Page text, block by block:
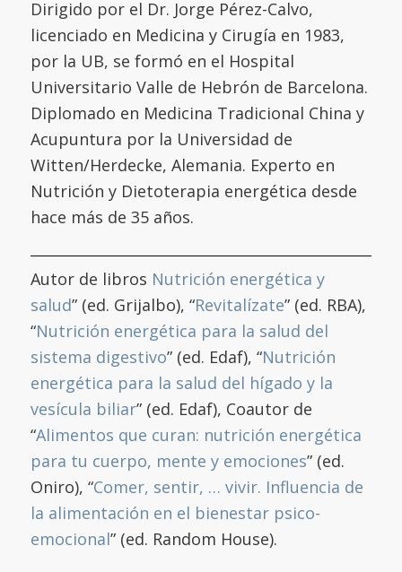
Dirigido por el Dr. Jorge Pérez-Calvo,
licenciado en Medicina y Cirugía en 1983,
por la UB, se formó en el Hospital
Universitario Valle de Hebrón de Barcelona.
Diplomado en Medicina Tradicional China y
Acupuntura por la Universidad de
Witten/Herdecke, Alemania. Experto en
Nutrición y Dietoterapia energética desde
hace más de 35 años.
Autor de libros Nutrición energética y
salud” (ed. Grijalbo), “Revitalízate” (ed. RBA),
“Nutrición energética para la salud del
sistema digestivo” (ed. Edaf), “Nutrición
energética para la salud del hígado y la
vesícula biliar” (ed. Edaf), Coautor de
“Alimentos que curan: nutrición energética
para tu cuerpo, mente y emociones” (ed.
Oniro), “Comer, sentir, … vivir. Influencia de
la alimentación en el bienestar psico-
emocional” (ed. Random House).